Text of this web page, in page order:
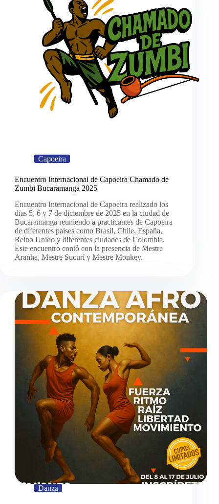
Capoeira
Encuentro Internacional de Capoeira Chamado de
Zumbi Bucaramanga 2025
Encuentro Internacional de Capoeira realizado los
días 5, 6 y 7 de diciembre de 2025 en la ciudad de
Bucaramanga reuniendo a practicantes de Capoeira
de diferentes paises como Brasil, Chile, España,
Reino Unido y diferentes ciudades de Colombia.
Este encuentro contó con la presencia de Mestre
Aranha, Mestre Sucurí y Mestre Monkey.
Danza